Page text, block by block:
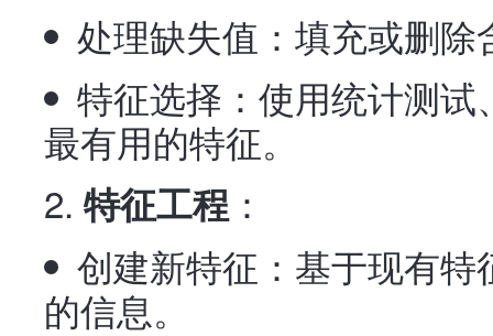
处理缺失值：填充或删
特征选择：使用统计测
最有用的特征。
特征工程 ：
创建新特征：基于现有
的信息。